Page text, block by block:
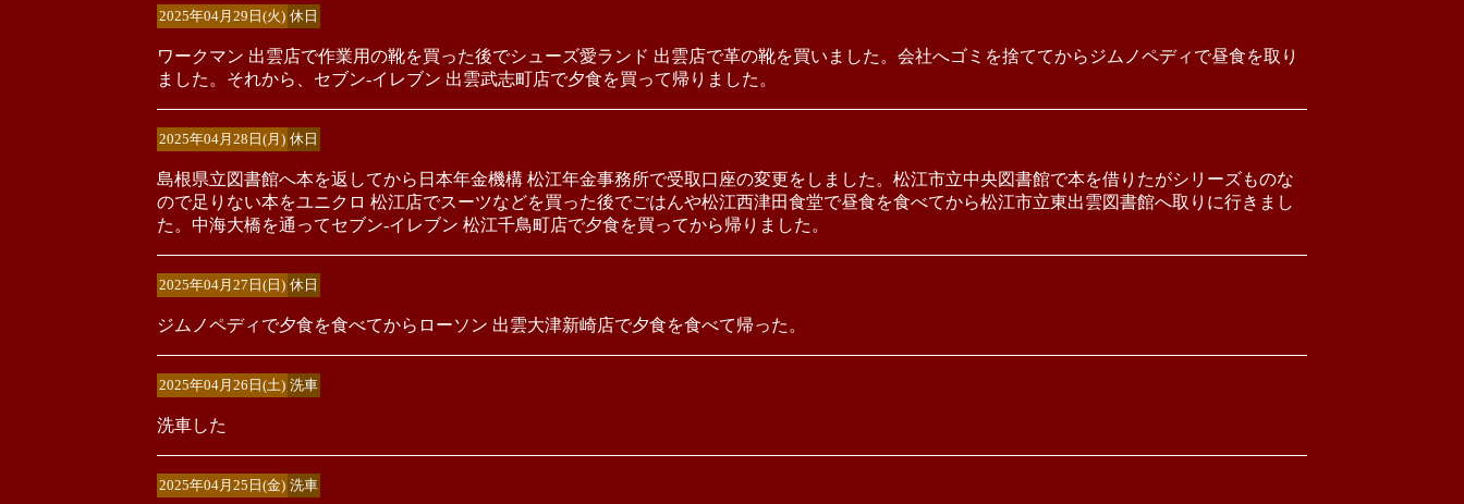
2025年04月29日(火) 休日
ワークマン 出雲店で作業用の靴を買った後でシューズ愛ランド 出雲店で革の靴を買いました。会社へゴミを捨ててからジムノペディで昼食を取り
ました。それから、セブン-イレブン 出雲武志町店で夕食を買って帰りました。
2025年04月28日(月) 休日
島根県立図書館へ本を返してから日本年金機構 松江年金事務所で受取口座の変更をしました。松江市立中央図書館で本を借りたがシリーズものな
ので足りない本をユニクロ 松江店でスーツなどを買った後でごはんや松江西津田食堂で昼食を食べてから松江市立東出雲図書館へ取りに行きまし
た。中海大橋を通ってセブン-イレブン 松江千鳥町店で夕食を買ってから帰りました。
2025年04月27日(日) 休日
ジムノペディで夕食を食べてからローソン 出雲大津新崎店で夕食を食べて帰った。
2025年04月26日(土) 洗車
洗車した
2025年04月25日(金) 洗車